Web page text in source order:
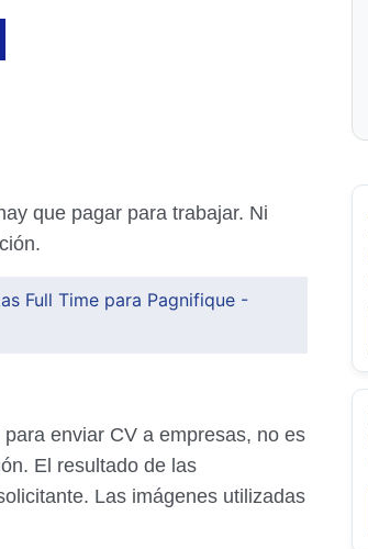
que pagar para trabajar. Ni
Full Time para Pagnifique -
enviar CV a empresas, no es
El resultado de las
Las imágenes utilizadas